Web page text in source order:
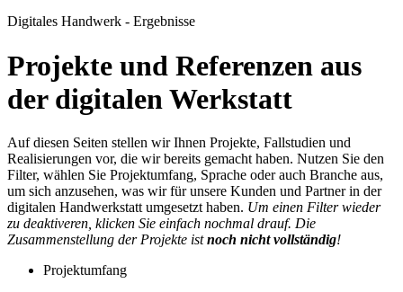
Digitales Handwerk - Ergebnisse
Projekte und Referenzen aus
der digitalen Werkstatt
Auf diesen Seiten stellen wir Ihnen Projekte, Fallstudien und
Realisierungen vor, die wir bereits gemacht haben. Nutzen Sie den
Filter, wählen Sie Projektumfang, Sprache oder auch Branche aus,
um sich anzusehen, was wir für unsere Kunden und Partner in der
digitalen Handwerkstatt umgesetzt haben. Um einen Filter wieder
zu deaktiveren, klicken Sie einfach nochmal drauf. Die
Zusammenstellung der Projekte istnoch nicht vollständig!
Projektumfang